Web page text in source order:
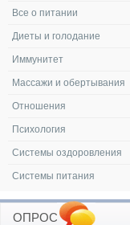
Все о питании
Диеты и голодание
Иммунитет
Массажи и обертывания
Отношения
Психология
Системы оздоровления
Системы питания
ОПРОС